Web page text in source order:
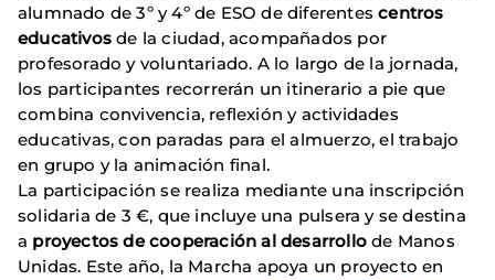
alumnado de 3º y 4º de ESO de diferentescentros
educativos de la ciudad, acompañados por
profesorado y voluntariado. A lo largo de la jornada,
los participantes recorrerán un itinerario a pie que
combina convivencia, reflexión y actividades
educativas, con paradas para el almuerzo, el trabajo
en grupo y la animación final.
La participación se realiza mediante una inscripción
solidaria de 3 €, que incluye una pulsera y se destina
a proyectos de cooperación al desarrollode Manos
Unidas. Este año, la Marcha apoya un proyecto en